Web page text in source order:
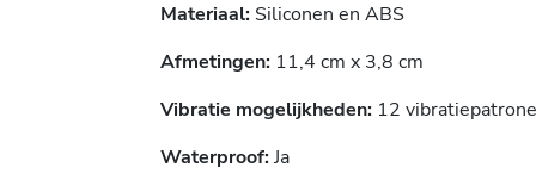
Materiaal: Siliconen en ABS
Afmetingen: 11,4 cm x 3,8 cm
Vibratie mogelijkheden: 12
Waterproof:Ja